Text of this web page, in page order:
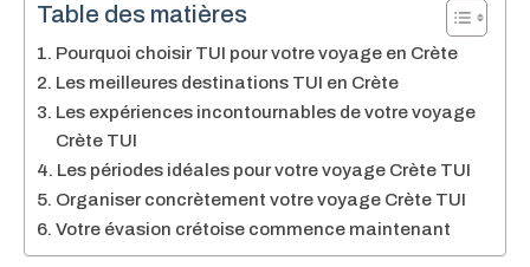
Table des matières
Pourquoi choisir TUI pour votre voyage en Crète
Les meilleures destinations TUI en Crète
Les expériences incontournables de votre voyage
Crète TUI
Les périodes idéales pour votre voyage Crète TUI
Organiser concrètement votre voyage Crète TUI
Votre évasion crétoise commence maintenant